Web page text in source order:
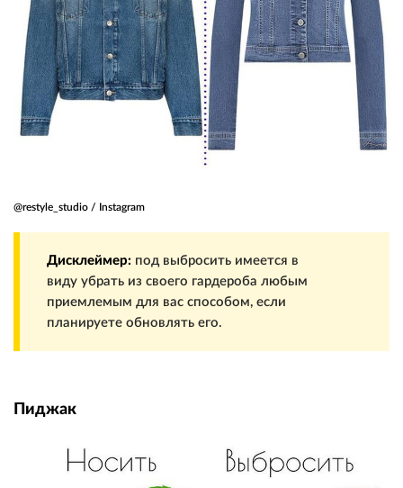
@restyle_studio / Instagram
Дисклеймер: под выбросить имеется в
виду убрать из своего гардероба любым
приемлемым для вас способом, если
планируете обновлять его.
Пиджак